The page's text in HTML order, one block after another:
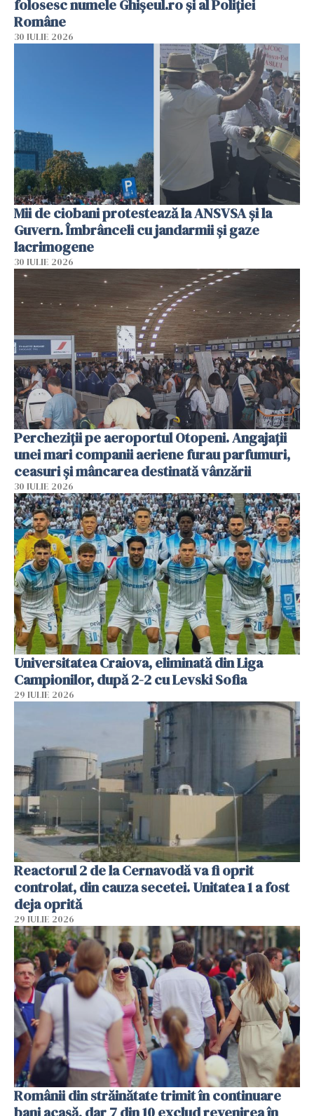
folosesc numele Ghișeul.ro și al Poliției
Române
30 IULIE 2026
Mii de ciobani protestează la ANSVSA și la
Guvern. Îmbrânceli cu jandarmii și gaze
lacrimogene
30 IULIE 2026
Percheziții pe aeroportul Otopeni. Angajații
unei mari companii aeriene furau parfumuri,
ceasuri și mâncarea destinată vânzării
30 IULIE 2026
Universitatea Craiova, eliminată din Liga
Campionilor, după 2-2 cu Levski Sofia
29 IULIE 2026
Reactorul 2 de la Cernavodă va fi oprit
controlat, din cauza secetei. Unitatea 1 a fost
deja oprită
29 IULIE 2026
Românii din străinătate trimit în continuare